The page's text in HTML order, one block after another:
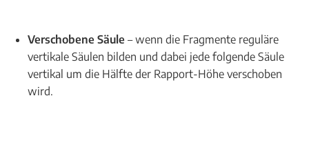
Verschobene Säule – wenn die Fragmente reguläre
vertikale Säulen bilden und dabei jede folgende Säule
vertikal um die Hälfte der Rapport-Höhe verschoben
wird.